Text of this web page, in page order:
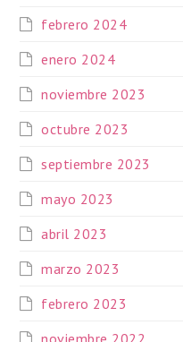
febrero 2024
enero 2024
noviembre 2023
octubre 2023
septiembre 2023
mayo 2023
abril 2023
marzo 2023
febrero 2023